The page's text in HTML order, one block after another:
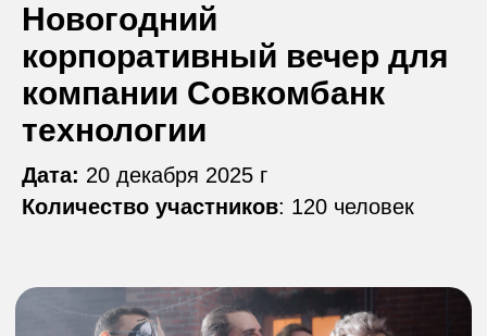
Новогодний
корпоративный вечер для
компании Совкомбанк
технологии
Дата: 20 декабря 2025 г
Количество участников: 120 человек